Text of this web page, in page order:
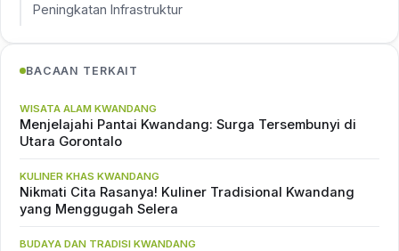
Peningkatan Infrastruktur
BACAAN TERKAIT
WISATA ALAM KWANDANG
Menjelajahi Pantai Kwandang: Surga Tersembunyi di
Utara Gorontalo
KULINER KHAS KWANDANG
Nikmati Cita Rasanya! Kuliner Tradisional Kwandang
yang Menggugah Selera
BUDAYA DAN TRADISI KWANDANG